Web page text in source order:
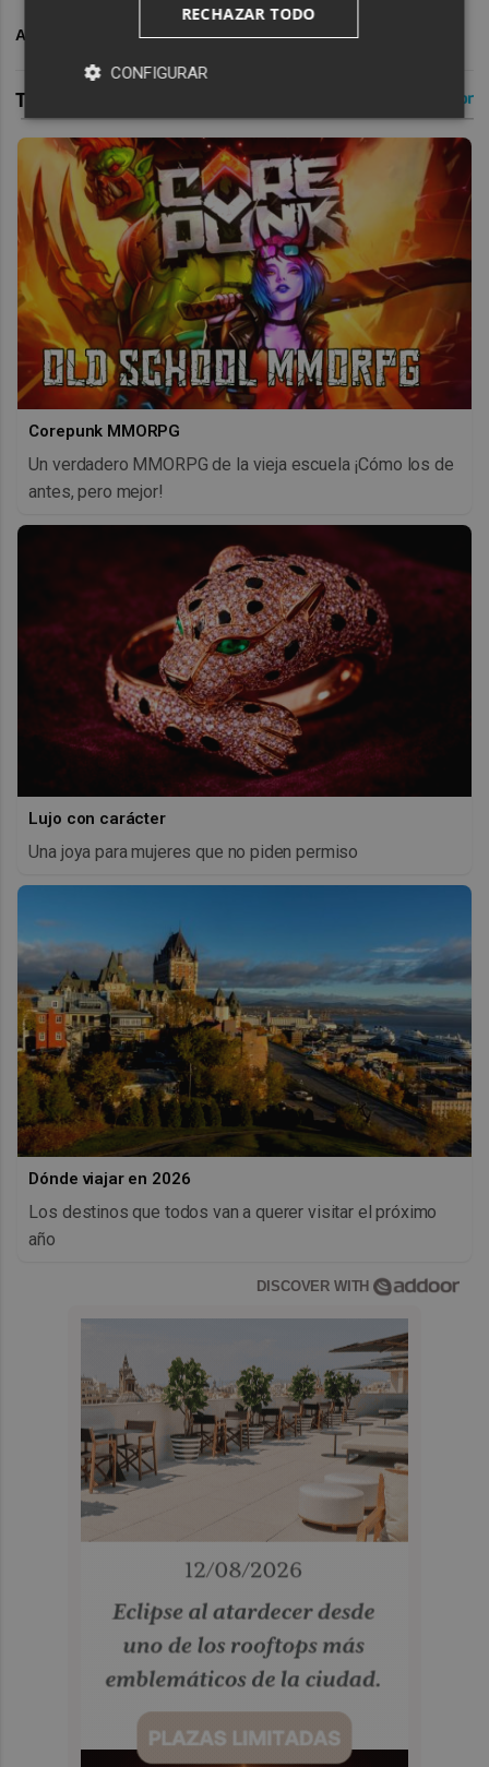
ARCHIVADO EN POLIDEPORTIVO
Corepunk MMORPG
Un verdadero MMORPG de la vieja escuela ¡Cómo los de
antes, pero mejor!
Lujo con carácter
Una joya para mujeres que no piden permiso
Dónde viajar en 2026
Los destinos que todos van a querer visitar el próximo
año
DISCOVER WITH
RECHAZAR TODO
CONFIGURAR